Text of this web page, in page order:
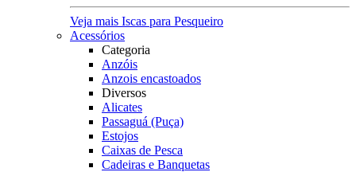
Veja mais Iscas para Pesqueiro
Acessórios
Categoria
Anzóis
Anzois encastoados
Diversos
Alicates
Passaguá (Puça)
Estojos
Caixas de Pesca
Cadeiras e Banquetas